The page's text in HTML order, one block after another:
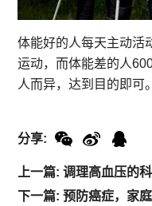
体能好的人每天主动活
运动，而体能差的人
人而异，达到目的即可。
上一篇: 调理高血压的
下一篇: 预防癌症，家
分享: